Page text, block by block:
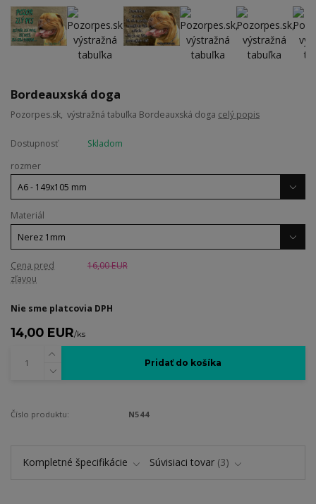
Bordeauxská doga
Pozorpes.sk, výstražná tabuľka Bordeauxská doga celý popis
Dostupnosť
Skladom
rozmer
Materiál
Cena pred
zľavou
16,00 EUR
Nie sme platcovia DPH
14,00 EUR/ks
Pridať do košíka
Číslo produktu: N544
Kompletné špecifikácie Súvisiaci tovar 3